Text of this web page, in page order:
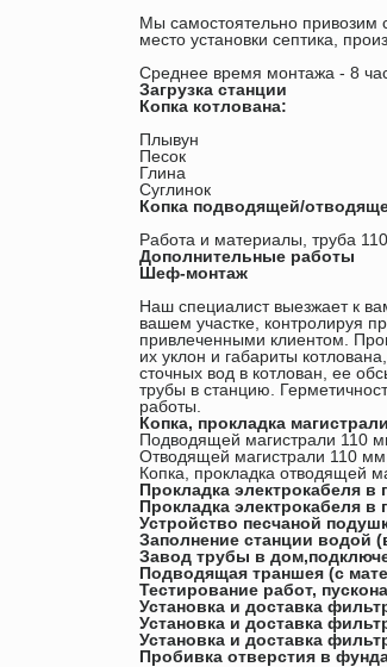
Мы самостоятельно привозим
место установки септика,
Среднее время монтажа - 8
Загрузка станции
Копка котлована:
Плывун
Песок
Глина
Суглинок
Копка подводящей/
Работа и материалы, труба
Дополнительные работы
Шеф-монтаж
Наш специалист выезжает к
вашем участке, контролируя
привлеченными клиентом.
их уклон и габариты
сточных вод в котлован, ее
трубы в станцию.
работы.
Копка, прокладка
Подводящей магистрали 110
Отводящей магистрали 110
Копка, прокладка отводящей
Прокладка электрокабеля в
Прокладка электрокабеля
Устройство песчаной
Заполнение станции водой
Завод трубы в
Подводящая траншея (с
Тестирование работ,
Установка и доставка
Установка и доставка
Установка и доставка
Пробивка отверстия в